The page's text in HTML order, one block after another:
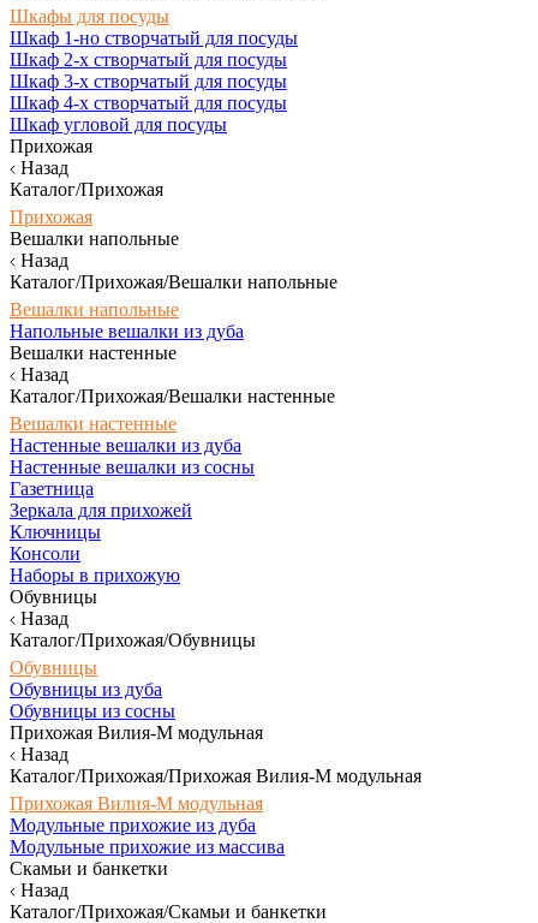
Шкафы для посуды
Шкаф 1-но створчатый для посуды
Шкаф 2-х створчатый для посуды
Шкаф 3-х створчатый для посуды
Шкаф 4-х створчатый для посуды
Шкаф угловой для посуды
Прихожая
Назад
Каталог/Прихожая
Прихожая
Вешалки напольные
Назад
Каталог/Прихожая/Вешалки напольные
Вешалки напольные
Напольные вешалки из дуба
Вешалки настенные
Назад
Каталог/Прихожая/Вешалки настенные
Вешалки настенные
Настенные вешалки из дуба
Настенные вешалки из сосны
Газетница
Зеркала для прихожей
Ключницы
Консоли
Наборы в прихожую
Обувницы
Назад
Каталог/Прихожая/Обувницы
Обувницы
Обувницы из дуба
Обувницы из сосны
Прихожая Вилия-М модульная
Назад
Каталог/Прихожая/Прихожая Вилия-М модульная
Прихожая Вилия-М модульная
Модульные прихожие из дуба
Модульные прихожие из массива
Скамьи и банкетки
Назад
Каталог/Прихожая/Скамьи и банкетки